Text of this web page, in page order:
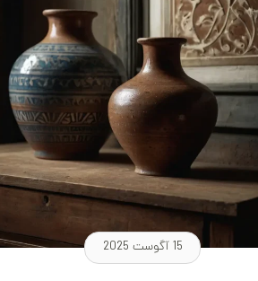
15 آگوست 2025